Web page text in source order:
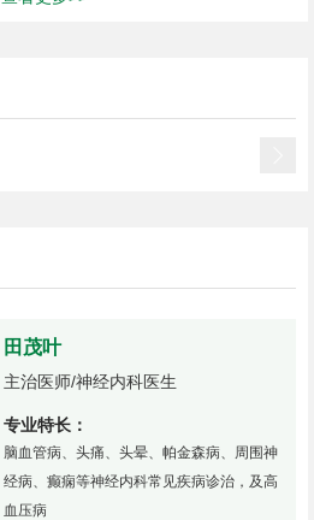
田茂叶
主治医师/神经内科医生
专业特长：
脑血管病、头痛、头晕、帕金森病、周围神
经病、癫痫等神经内科常见疾病诊治，及高
血压病